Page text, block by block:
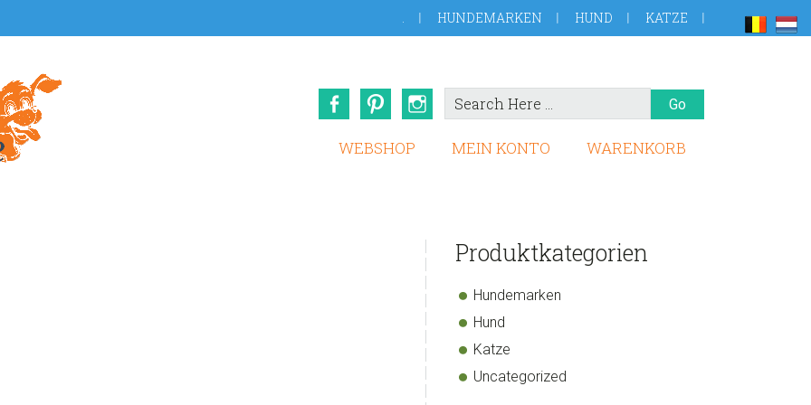
. HUNDEMARKEN HUND KATZE
Search
Here
FacebookPinterestInstagram
WEBSHOP MEIN KONTO WARENKORB
sidebar
Store
Produktkategorien
Hundemarken
Hund
Katze
Uncategorized